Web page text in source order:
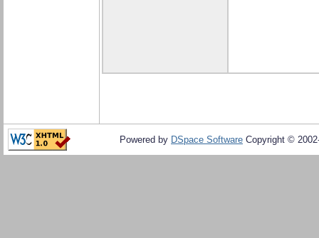
Powered by DSpace Software Copyright ©